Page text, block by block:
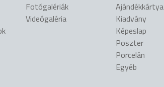
Fotógalériák
Videógaléria
Ajándékkártya
Kiadvány
Képeslap
Poszter
Porcelán
Egyéb